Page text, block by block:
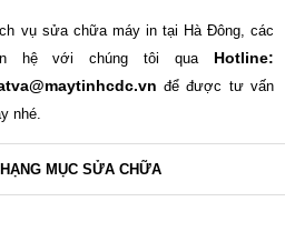
vụ sửa chữa máy in tại Hà Đông, các
hệ với chúng tôi qua Hotline:
để được tư vấn
nhé.
HẠNG MỤC SỬA CHỮA